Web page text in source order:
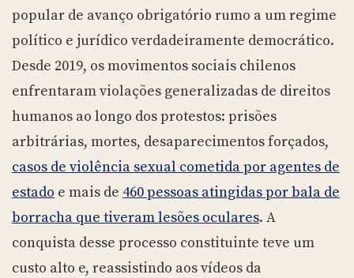
popular de avanço obrigatório rumo a um regime
político e jurídico verdadeiramente democrático.
Desde 2019, os movimentos sociais chilenos
enfrentaram violações generalizadas de direitos
humanos ao longo dos protestos: prisões
arbitrárias, mortes, desaparecimentos forçados,
casos de violência sexual cometida por agentes de
estado e mais de 460 pessoas atingidas por bala de
borracha que tiveram lesões oculares. A
conquista desse processo constituinte teve um
custo alto e, reassistindo aos vídeos da